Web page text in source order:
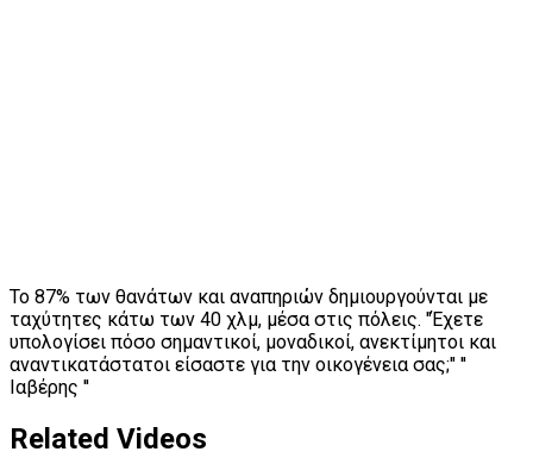
Το 87% των θανάτων και αναπηριών δημιουργούνται με
ταχύτητες κάτω των 40 χλμ, μέσα στις πόλεις. "Έχετε
υπολογίσει πόσο σημαντικοί, μοναδικοί, ανεκτίμητοι και
αναντικατάστατοι είσαστε για την οικογένεια σας;" ''
Ιαβέρης ''
Related Videos